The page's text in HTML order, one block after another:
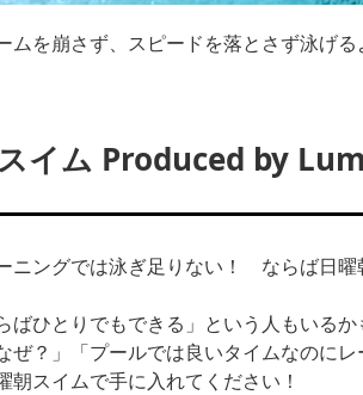
ムを崩さず、スピードを落とさず泳げ
イム Produced by
ニングでは泳ぎ足りない！ ならば日曜
ばひとりでもできる」という人もいる
ぜ？」「プールでは良いタイムなのに
朝スイムで手に入れてください！